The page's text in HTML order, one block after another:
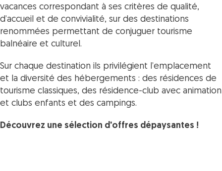
vacances correspondant à ses critères de qualité,
d’accueil et de convivialité, sur des destinations
renommées permettant de conjuguer tourisme
balnéaire et culturel.
Sur chaque destination ils privilégient l’emplacement
et la diversité des hébergements : des résidences de
tourisme classiques, des résidence-club avec animation
et clubs enfants et des campings.
Découvrez une sélection d'offres dépaysantes !